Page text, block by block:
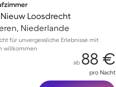
Loosdrecht
Niederlande
für unvergessliche Erlebnisse mit
willkommen
ab 88 €
pro Nacht